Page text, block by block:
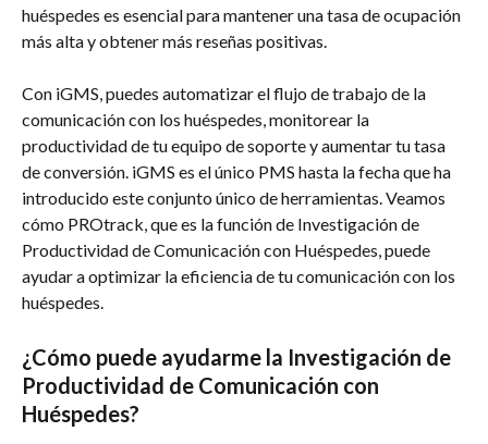
huéspedes es esencial para mantener una tasa de ocupación
más alta y obtener más reseñas positivas.
Con iGMS, puedes automatizar el flujo de trabajo de la
comunicación con los huéspedes, monitorear la
productividad de tu equipo de soporte y aumentar tu tasa
de conversión. iGMS es el único PMS hasta la fecha que ha
introducido este conjunto único de herramientas. Veamos
cómo PROtrack, que es la función de Investigación de
Productividad de Comunicación con Huéspedes, puede
ayudar a optimizar la eficiencia de tu comunicación con los
huéspedes.
¿Cómo puede ayudarme la Investigación de
Productividad de Comunicación con
Huéspedes?